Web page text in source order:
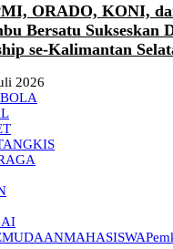
ORADO, KONI,
Bersatu Sukseskan
se-Kalimantan
2026
MAHASISWA